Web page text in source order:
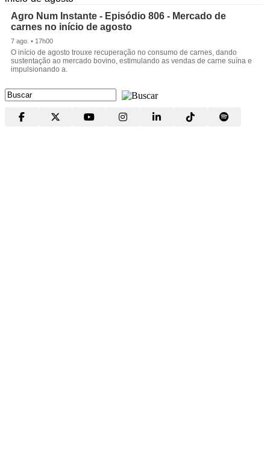
Agro Num Instante - Episódio 806 - Mercado de
carnes no início de agosto
7 ago. • 17h00
O início de agosto trouxe recuperação no consumo de carnes, dando
sustentação ao mercado bovino, estimulando as vendas de carne suína e
impulsionando a.